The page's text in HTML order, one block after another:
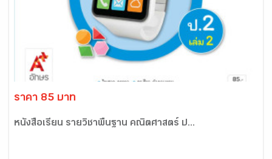
ราคา 85 บาท
หนังสือเรียน รายวิชาพื้นฐาน คณิตศาสตร์ ป...